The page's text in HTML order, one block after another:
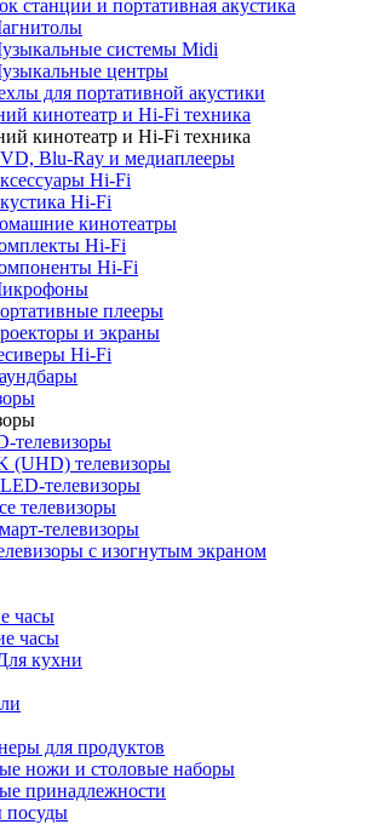
станции и портативная акустика
системы Midi
центры
для портативной акустики
кинотеатр и Hi-Fi техника
кинотеатр и Hi-Fi техника
Blu-Ray и медиаплееры
Hi-Fi
Hi-Fi
кинотеатры
Hi-Fi
Hi-Fi
плееры
и экраны
Hi-Fi
телевизоры
(UHD) телевизоры
телевизоры
телевизоры
телевизоры
с изогнутым экраном
часы
часы
кухни
для продуктов
ножи и столовые наборы
принадлежности
посуды